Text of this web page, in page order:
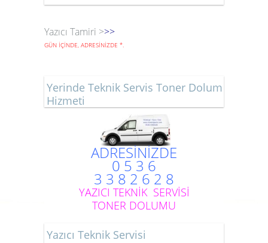
Yazıcı Tamiri >>>
GÜN İÇİNDE, ADRESİNİZDE *.
Yerinde Teknik Servis Toner Dolum
Hizmeti
ADRESİNİZDE
0 5 3 6
3 3 8 2 6 2 8
YAZICI TEKNİK SERVİSİ
TONER DOLUMU
Yazıcı Teknik Servisi